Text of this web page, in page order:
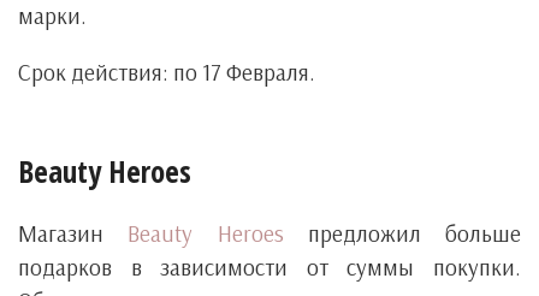
марки.
Срок действия: по 17 Февраля.
Beauty Heroes
Магазин Beauty Heroes предложил больше
подарков в зависимости от суммы покупки.